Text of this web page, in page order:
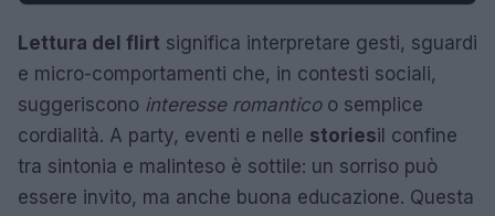
Lettura del flirt significa interpretare gesti, sguardi
e micro-comportamenti che, in contesti sociali,
suggeriscono interesse romanticoo semplice
cordialità. A party, eventi e nelle storiesil confine
tra sintonia e malinteso è sottile: un sorriso può
essere invito, ma anche buona educazione. Questa